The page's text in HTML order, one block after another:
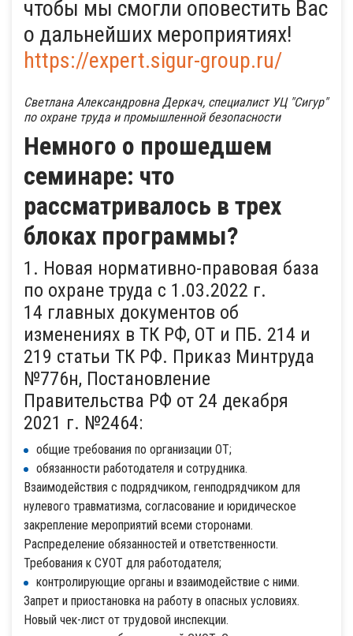
чтобы мы смогли оповестить Вас
о дальнейших мероприятиях!
https://expert.sigur-group.ru/
Светлана Александровна Деркач, специалист УЦ "Сигур"
по охране труда и промышленной безопасности
Немного о прошедшем
семинаре: что
рассматривалось в трех
блоках программы?
1. Новая нормативно-правовая база
по охране труда с 1.03.2022 г.
14 главных документов об
изменениях в ТК РФ, ОТ и ПБ. 214 и
219 статьи ТК РФ. Приказ Минтруда
№776н, Постановление
Правительства РФ от 24 декабря
2021 г. №2464:
общие требования по организации ОТ;
обязанности работодателя и сотрудника.
Взаимодействия с подрядчиком, генподрядчиком для
нулевого травматизма, согласование и юридическое
закрепление мероприятий всеми сторонами.
Распределение обязанностей и ответственности.
Требования к СУОТ для работодателя;
контролирующие органы и взаимодействие с ними.
Запрет и приостановка на работу в опасных условиях.
Новый чек-лист от трудовой инспекции.